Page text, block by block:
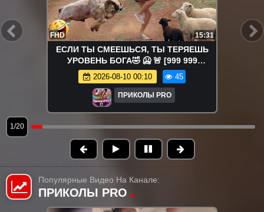
FHD 15:31
ЕСЛИ ТЫ СМЕЕШЬСЯ, ТЫ ТЕРЯЕШЬ
УРОВЕНЬ БОГА🤣 🥶 🚨 [999 999
НЕВОЗМОЖНО НЕ СМЕЯТЬСЯ] 😂 Очень
Смешные Смеющиеся Видео 2026 🤩 (4).
2026-08-10 00:10 45
ПРИКОЛЫ PRO
1/20
Популярные Видео На Канале:
ПРИКОЛЫ PRO